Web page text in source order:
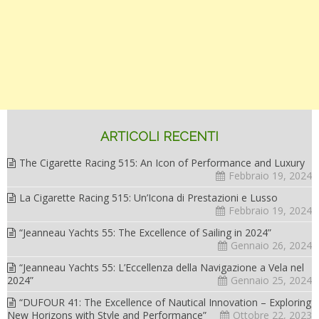
ARTICOLI RECENTI
The Cigarette Racing 515: An Icon of Performance and Luxury
Febbraio 19, 2024
La Cigarette Racing 515: Un’Icona di Prestazioni e Lusso
Febbraio 19, 2024
“Jeanneau Yachts 55: The Excellence of Sailing in 2024”
Gennaio 26, 2024
“Jeanneau Yachts 55: L’Eccellenza della Navigazione a Vela nel
2024”
Gennaio 25, 2024
“DUFOUR 41: The Excellence of Nautical Innovation – Exploring
New Horizons with Style and Performance”
Ottobre 22, 2023